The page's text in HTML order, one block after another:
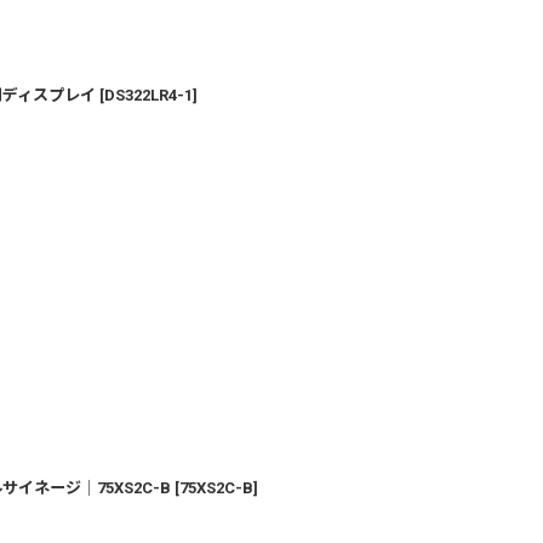
ィスプレイ [DS322LR4-1]
イネージ│75XS2C-B [75XS2C-B]